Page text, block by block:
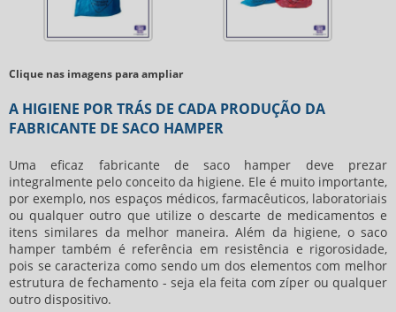
Clique nas imagens para ampliar
A HIGIENE POR TRÁS DE CADA PRODUÇÃO DA
FABRICANTE DE SACO HAMPER
Uma eficaz fabricante de saco hamper deve prezar
integralmente pelo conceito da higiene. Ele é muito importante,
por exemplo, nos espaços médicos, farmacêuticos, laboratoriais
ou qualquer outro que utilize o descarte de medicamentos e
itens similares da melhor maneira. Além da higiene, o saco
hamper também é referência em resistência e rigorosidade,
pois se caracteriza como sendo um dos elementos com melhor
estrutura de fechamento - seja ela feita com zíper ou qualquer
outro dispositivo.